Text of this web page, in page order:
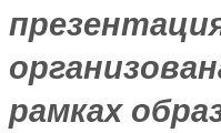
рамках